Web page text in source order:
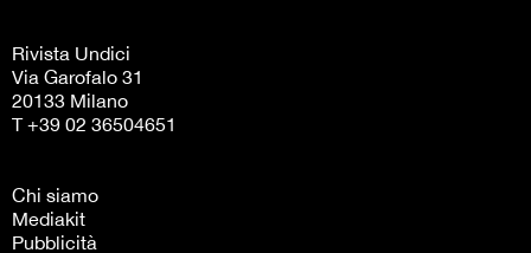
Rivista Undici
Via Garofalo 31
20133 Milano
T +39 02 36504651
Chi siamo
Mediakit
Pubblicità